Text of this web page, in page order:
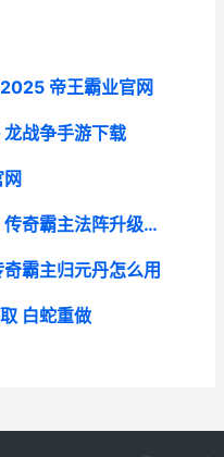
帝王霸业官网
战争手游下载
传奇霸主阵法之灵速刷诀窍 传奇霸主法阵升级数据
霸主归元丹怎么用
白蛇重做